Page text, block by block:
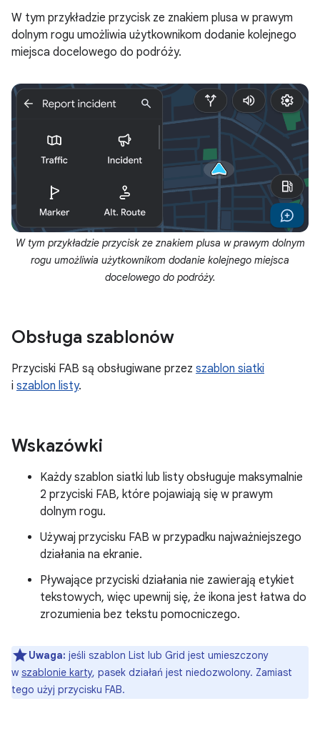
W tym przykładzie przycisk ze znakiem plusa w prawym
dolnym rogu umożliwia użytkownikom dodanie kolejnego
miejsca docelowego do podróży.
W tym przykładzie przycisk ze znakiem plusa w prawym dolnym
rogu umożliwia użytkownikom dodanie kolejnego miejsca
docelowego do podróży.
Obsługa szablonów
Przyciski FAB są obsługiwane przez szablon siatki
i szablon listy.
Wskazówki
Każdy szablon siatki lub listy obsługuje maksymalnie
2 przyciski FAB, które pojawiają się w prawym
dolnym rogu.
Używaj przycisku FAB w przypadku najważniejszego
działania na ekranie.
Pływające przyciski działania nie zawierają etykiet
tekstowych, więc upewnij się, że ikona jest łatwa do
zrozumienia bez tekstu pomocniczego.
Uwaga: jeśli szablon List lub Grid jest umieszczony
w szablonie karty, pasek działań jest niedozwolony. Zamiast
tego użyj przycisku FAB.